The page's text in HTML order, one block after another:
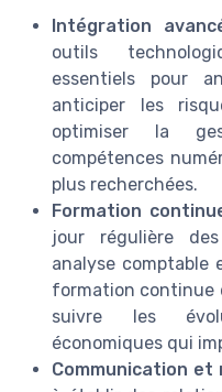
Intégration
outils
essentiels pour
anticiper les
optimiser la
compétences
plus recherchées.
Formation
jour régulière
analyse comptable
formation continue
suivre les
économiques qui
Communication